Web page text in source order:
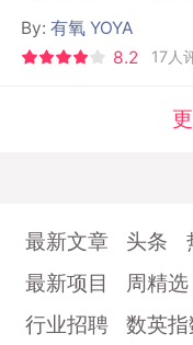
By:有氧 YOYA
8.2
17人
最新文章 头条
最新项目
周精选
行业招聘
数英指